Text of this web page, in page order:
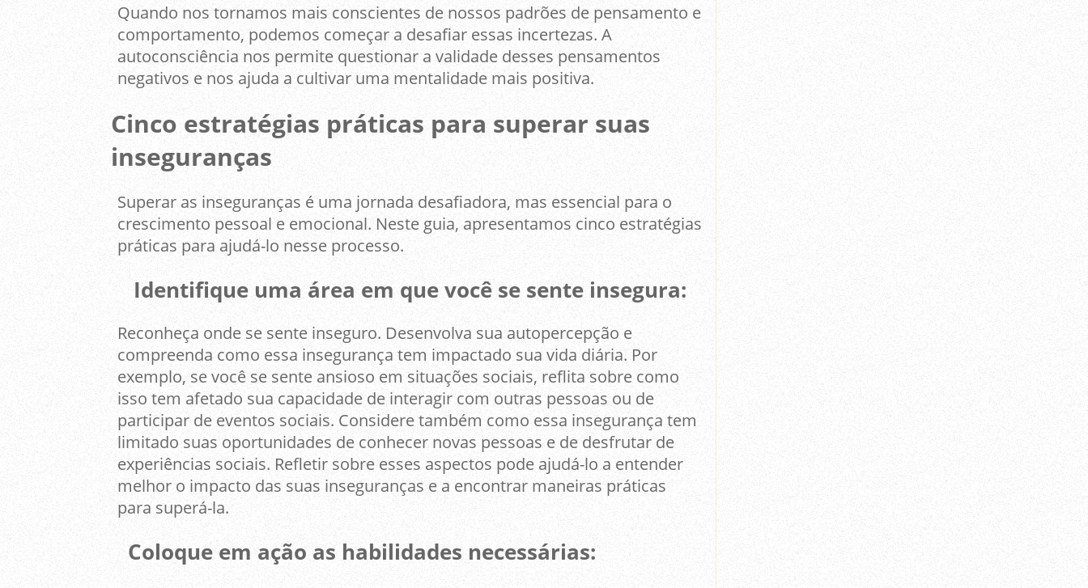
Quando nos tornamos mais conscientes de nossos padrões de pensamento e
comportamento, podemos começar a desafiar essas incertezas. A
autoconsciência nos permite questionar a validade desses pensamentos
negativos e nos ajuda a cultivar uma mentalidade mais positiva.
Cinco estratégias práticas para superar suas
inseguranças
Superar as inseguranças é uma jornada desafiadora, mas essencial para o
crescimento pessoal e emocional. Neste guia, apresentamos cinco estratégias
práticas para ajudá-lo nesse processo.
Identifique uma área em que você se sente insegura:
Reconheça onde se sente inseguro. Desenvolva sua autopercepção e
compreenda como essa insegurança tem impactado sua vida diária. Por
exemplo, se você se sente ansioso em situações sociais, reflita sobre como
isso tem afetado sua capacidade de interagir com outras pessoas ou de
participar de eventos sociais. Considere também como essa insegurança tem
limitado suas oportunidades de conhecer novas pessoas e de desfrutar de
experiências sociais. Refletir sobre esses aspectos pode ajudá-lo a entender
melhor o impacto das suas inseguranças e a encontrar maneiras práticas
para superá-la.
Coloque em ação as habilidades necessárias: